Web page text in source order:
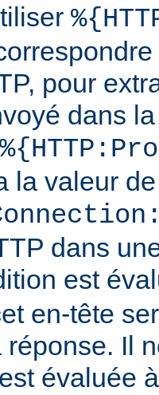
pour
dans
la valeur
dans
est
en-tête
réponse. Il
évaluée